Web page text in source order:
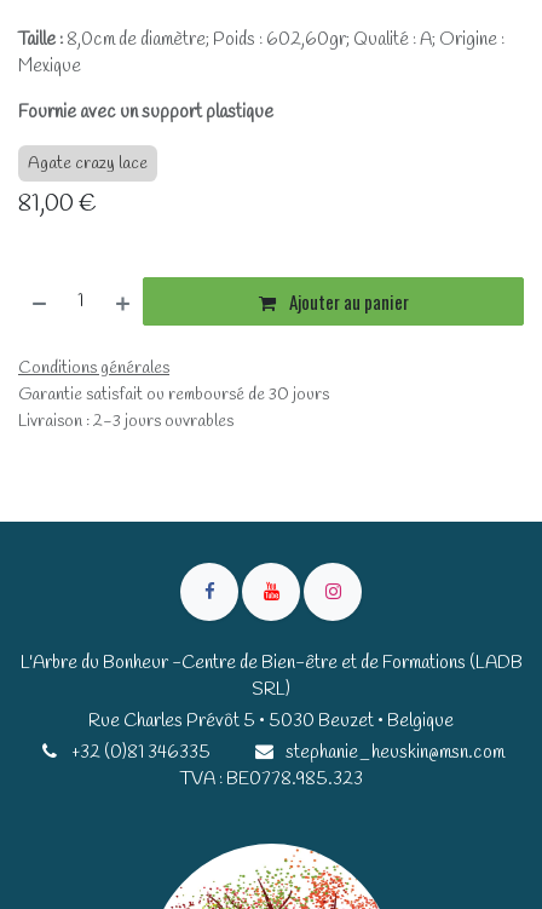
Taille : 8,0cm de diamètre; Poids : 602,60gr; Qualité : A; Origine :
Mexique
Fournie avec un support plastique
Agate crazy lace
81,00€
Ajouter au panier
Conditions générales
Garantie satisfait ou remboursé de 30 jours
Livraison : 2-3 jours ouvrables
L'Arbre du Bonheur -Centre de Bien-être et de Formations (LADB
SRL)
Rue Charles Prévôt 5 • 5030 Beuzet • Belgique​​
+32 (0)81 346335
stephanie_heuskin@msn.com
TVA : BE0778.985.323